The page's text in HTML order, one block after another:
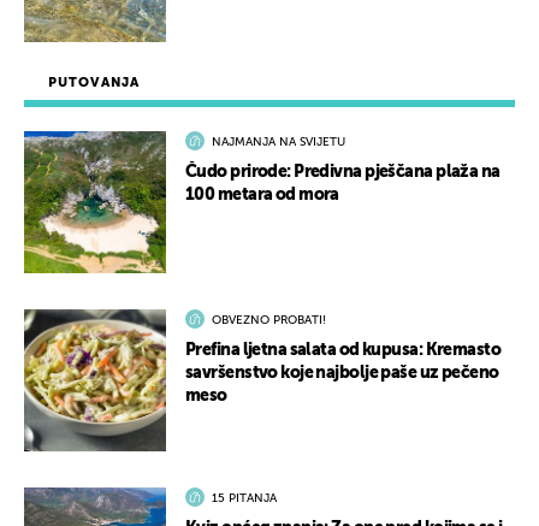
PUTOVANJA
NAJMANJA NA SVIJETU
Čudo prirode: Predivna pješčana plaža na
100 metara od mora
OBVEZNO PROBATI!
Prefina ljetna salata od kupusa: Kremasto
savršenstvo koje najbolje paše uz pečeno
meso
15 PITANJA